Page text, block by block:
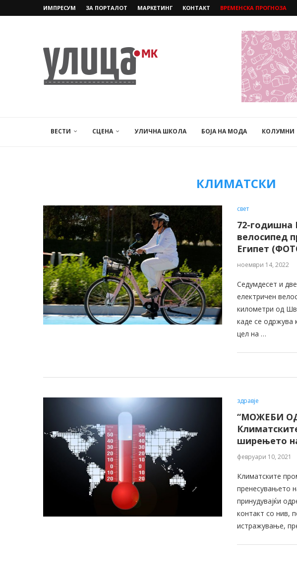
ИМПРЕСУМ ЗА ПОРТАЛОТ МАРКЕТИНГ КОНТАКТ ВРЕМЕНСКА ПРОГНОЗА
ВЕСТИ СЦЕНА УЛИЧНА ШКОЛА БОЈА НА МОДА КОЛУМНИ
КЛИМАТСКИ
свет
72-годишна
велосипед
Египет
ноември 14, 2022
Седумдесет и
електричен
километри од
каде се одржува
цел на …
здравје
“МОЖЕБИ
ширењето
февруари 10, 2021
Климатските
пренесувањето
принудувајќи
контакт со нив,
истражување,